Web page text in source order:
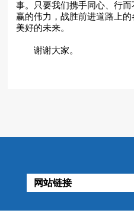
事。只要我们携手同心、行
赢的伟力，战胜前进道路上
美好的未来。
谢谢大家。
网站链接